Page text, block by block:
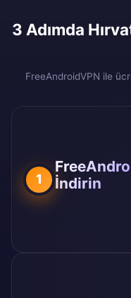
3 Adımda
FreeAndroidVPN ile
1
İndirin